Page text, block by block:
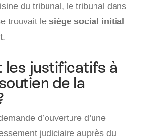
du tribunal, le tribunal dans
trouvait le siège social initial
les justificatifs à
de la
d’ouverture d’une
judiciaire auprès du